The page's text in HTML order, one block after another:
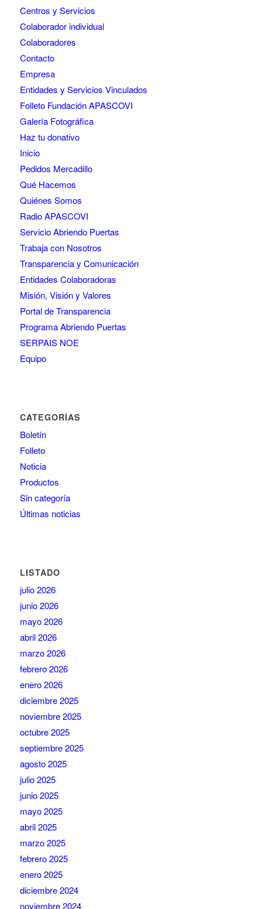
Centros y Servicios
Colaborador individual
Colaboradores
Contacto
Empresa
Entidades y Servicios Vinculados
Folleto Fundación APASCOVI
Galería Fotográfica
Haz tu donativo
Inicio
Pedidos Mercadillo
Qué Hacemos
Quiénes Somos
Radio APASCOVI
Servicio Abriendo Puertas
Trabaja con Nosotros
Transparencia y Comunicación
Entidades Colaboradoras
Misión, Visión y Valores
Portal de Transparencia
Programa Abriendo Puertas
SERPAIS NOE
Equipo
CATEGORÍAS
Boletín
Folleto
Noticia
Productos
Sin categoría
Últimas noticias
LISTADO
julio 2026
junio 2026
mayo 2026
abril 2026
marzo 2026
febrero 2026
enero 2026
diciembre 2025
noviembre 2025
octubre 2025
septiembre 2025
agosto 2025
julio 2025
junio 2025
mayo 2025
abril 2025
marzo 2025
febrero 2025
enero 2025
diciembre 2024
noviembre 2024